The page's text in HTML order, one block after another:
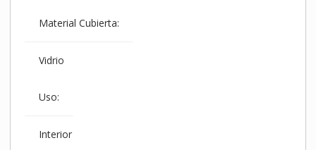
Material Cubierta:
Vidrio
Uso:
Interior